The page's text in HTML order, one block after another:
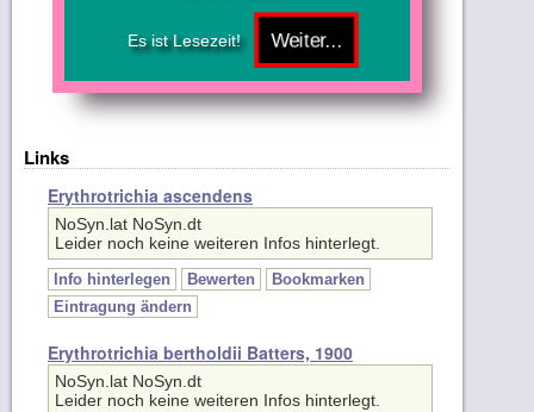
Es ist Lesezeit!
Links
Erythrotrichia ascendens
NoSyn.lat NoSyn.dt
Leider noch keine weiteren Infos hinterlegt.
Info hinterlegen Bewerten
Bookmarken
Eintragung ändern
Erythrotrichia bertholdii Batters, 1900
NoSyn.lat NoSyn.dt
Leider noch keine weiteren Infos hinterlegt.